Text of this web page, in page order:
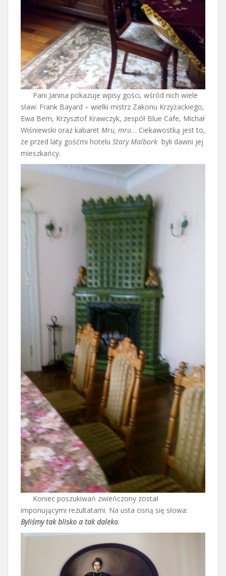
Pani Janina pokazuje wpisy gości, wśród nich wiele
sław: Frank Bayard – wielki mistrz Zakonu Krzyżackiego,
Ewa Bem, Krzysztof Krawczyk, zespół Blue Cafe, Michał
Wiśniewski oraz kabaret Mru, mru… Ciekawostką jest to,
że przed laty gośćmi hotelu Stary Malbork byli dawni jej
mieszkańcy.
Koniec poszukiwań zwieńczony został
imponującymi rezultatami. Na usta cisną się słowa:
Byliśmy tak blisko a tak daleko.